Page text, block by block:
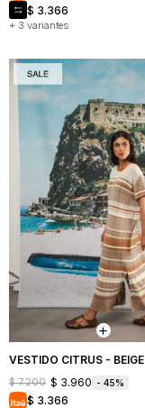
+ 3 variantes
$ 3.366
VESTIDO CITRUS - BEIGE
$ 7.200 $ 3.960 45
$ 3.366